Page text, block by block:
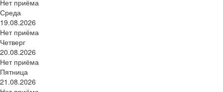
Нет приёма
Среда
19.08.2026
Нет приёма
Четверг
20.08.2026
Нет приёма
Пятница
21.08.2026